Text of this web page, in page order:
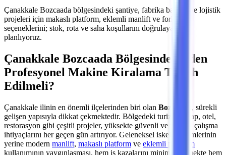
Çanakkale Bozcaada bölgesindeki şantiye, fabrika bakımı ve lojistik
projeleri için makaslı platform, eklemli manlift ve forklift
seçeneklerini; stok, rota ve saha koşullarını doğrulayarak
planlıyoruz.
Çanakkale Bozcaada Bölgesinde Neden
Profesyonel Makine Kiralama Tercih
Edilmeli?
Çanakkale ilinin en önemli ilçelerinden biri olan Bozcaada , sürekli
gelişen yapısıyla dikkat çekmektedir. Bölgedeki turizm, şarap, otel,
restorasyon gibi çeşitli projeler, yüksekte güvenli ve verimli çalışma
ihtiyaçlarını her geçen gün artırıyor. Geleneksel iskele sistemlerinin
yerine modern manlift, makaslı platform ve eklemli platform
kullanımının yaygınlaşması, hem iş kazalarını minimize etmekte hem